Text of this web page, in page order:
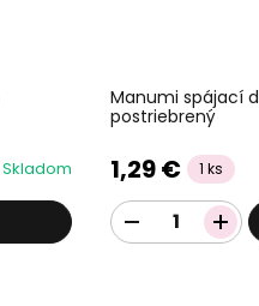
Skladom
Manumi spájací
postriebrený
1,29 € 1 ks